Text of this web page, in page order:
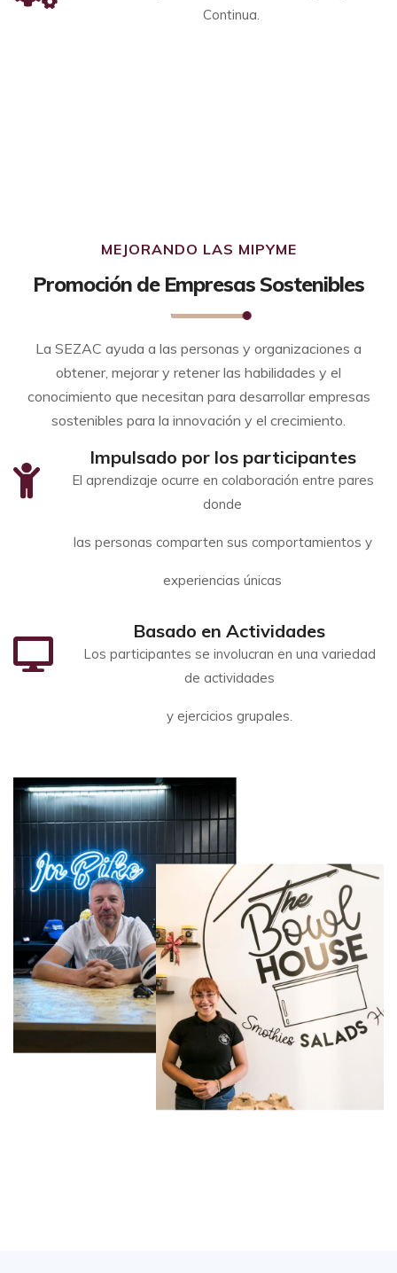
Continua.
MEJORANDO LAS MIPYME
Promoción de Empresas Sostenibles
La SEZAC ayuda a las personas y organizaciones a
obtener, mejorar y retener las habilidades y el
conocimiento que necesitan para desarrollar empresas
sostenibles para la innovación y el crecimiento.
Impulsado por los participantes
El aprendizaje ocurre en colaboración entre pares
donde
las personas comparten sus comportamientos y
experiencias únicas
Basado en Actividades
Los participantes se involucran en una variedad
de actividades
y ejercicios grupales.